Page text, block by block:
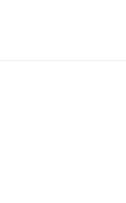
うれしいです！ぜひ休憩
ートナーシップ失敗話(
世界－－－－－－－－－
きに離婚しました。結婚
相手の・モラハラ・時間
に自宅を出て実家へ。そ
ると…夫はそれを認めて
ち着かせるために１ヶ月く
て迎えに